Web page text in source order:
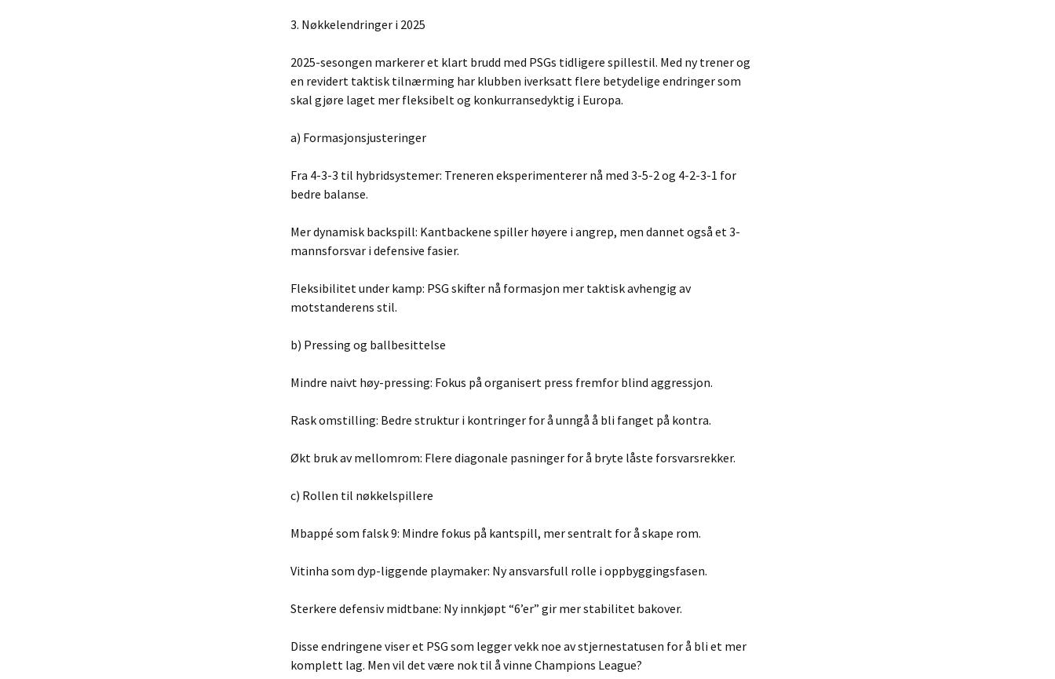
3. Nøkkelendringer i 2025
2025-sesongen markerer et klart brudd med PSGs tidligere spillestil. Med ny trener og
en revidert taktisk tilnærming har klubben iverksatt flere betydelige endringer som
skal gjøre laget mer fleksibelt og konkurransedyktig i Europa.
a) Formasjonsjusteringer
Fra 4-3-3 til hybridsystemer: Treneren eksperimenterer nå med 3-5-2 og 4-2-3-1 for
bedre balanse.
Mer dynamisk backspill: Kantbackene spiller høyere i angrep, men dannet også et 3-
mannsforsvar i defensive fasier.
Fleksibilitet under kamp: PSG skifter nå formasjon mer taktisk avhengig av
motstanderens stil.
b) Pressing og ballbesittelse
Mindre naivt høy-pressing: Fokus på organisert press fremfor blind aggressjon.
Rask omstilling: Bedre struktur i kontringer for å unngå å bli fanget på kontra.
Økt bruk av mellomrom: Flere diagonale pasninger for å bryte låste forsvarsrekker.
c) Rollen til nøkkelspillere
Mbappé som falsk 9: Mindre fokus på kantspill, mer sentralt for å skape rom.
Vitinha som dyp-liggende playmaker: Ny ansvarsfull rolle i oppbyggingsfasen.
Sterkere defensiv midtbane: Ny innkjøpt “6’er” gir mer stabilitet bakover.
Disse endringene viser et PSG som legger vekk noe av stjernestatusen for å bli et mer
komplett lag. Men vil det være nok til å vinne Champions League?